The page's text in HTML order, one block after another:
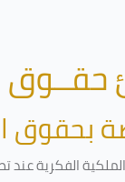
حقــوق
بحقوق
الفكرية عند